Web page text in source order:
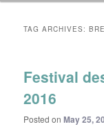
TAG ARCHIVES:
Festival
2016
Posted onMay 25,